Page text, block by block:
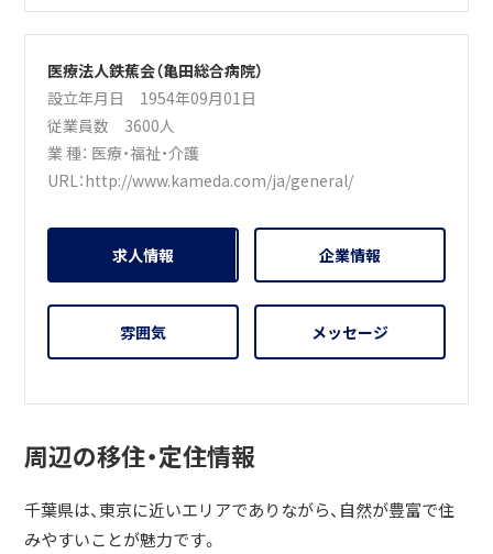
医療法人鉄蕉会（亀田総合病院）
設立年月日 1954年09月01日
従業員数 3600人
業 種： 医療・福祉・介護
URL：http://www.kameda.com/ja/general/
求人情報 企業情報
雰囲気 メッセージ
周辺の移住・定住情報
千葉県は、東京に近いエリアでありながら、自然が豊富で住
みやすいことが魅力です。